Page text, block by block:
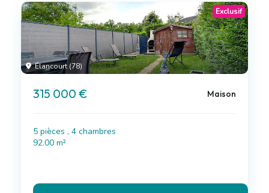
Élancourt (78)
Exclusif
315 000 € Maison
5 pièces , 4 chambres
92.00 m²